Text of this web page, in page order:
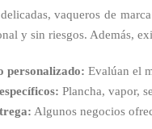
vaqueros de
y sin riesgos. Además,
personalizado: Evalúan el
Plancha, vapor,
Algunos negocios